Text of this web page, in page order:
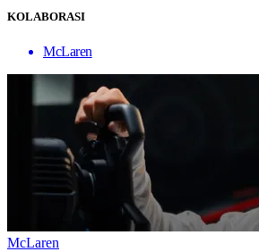
KOLABORASI
McLaren
McLaren